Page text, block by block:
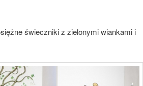
świeczniki z zielonymi wiankami i